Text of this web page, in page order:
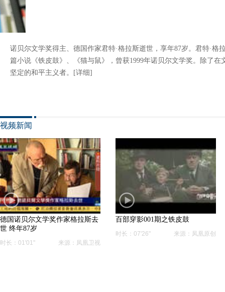
诺贝尔文学奖得主、德国作家君特·格拉斯逝世，享年87岁。君特·格
篇小说《铁皮鼓》、《猫与鼠》，曾获1999年诺贝尔文学奖。除了
坚定的和平主义者。
[详细]
视频新闻
德国诺贝尔文学奖作家格拉斯去
世 终年87岁
时长： 01'01" 来源：凤凰卫视
百部穿影001期之铁皮鼓
时长： 07'26" 来源：凤凰原创